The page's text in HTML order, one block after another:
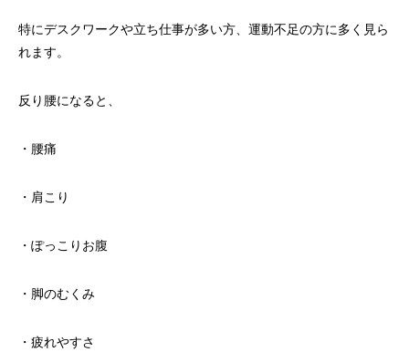
特にデスクワークや立ち仕事が多い方、運動不足の方に多く見ら
れます。
反り腰になると、
・腰痛
・肩こり
・ぽっこりお腹
・脚のむくみ
・疲れやすさ